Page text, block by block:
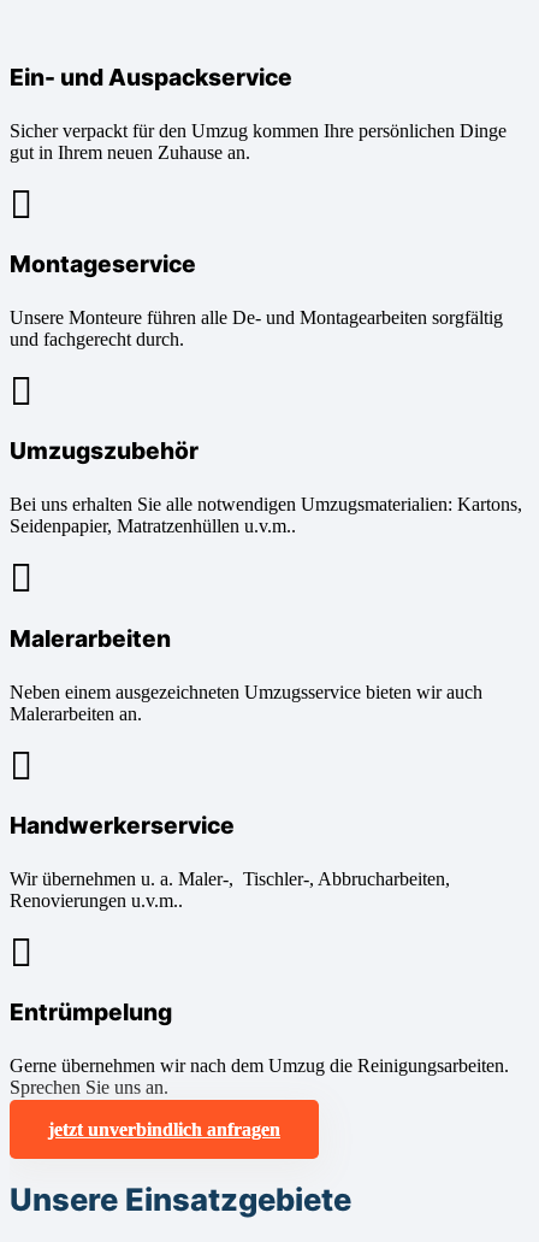
Ein- und Auspackservice
Sicher verpackt für den Umzug kommen Ihre persönlichen Dinge
gut in Ihrem neuen Zuhause an.
Montageservice
Unsere Monteure führen alle De- und Montagearbeiten sorgfältig
und fachgerecht durch.
Umzugszubehör
Bei uns erhalten Sie alle notwendigen Umzugsmaterialien: Kartons,
Seidenpapier, Matratzenhüllen u.v.m..
Malerarbeiten
Neben einem ausgezeichneten Umzugsservice bieten wir auch
Malerarbeiten an.
Handwerkerservice
Wir übernehmen u. a. Maler-, Tischler-, Abbrucharbeiten,
Renovierungen u.v.m..
Entrümpelung
Gerne übernehmen wir nach dem Umzug die Reinigungsarbeiten.
Sprechen Sie uns an.
jetzt unverbindlich anfragen
Unsere Einsatzgebiete